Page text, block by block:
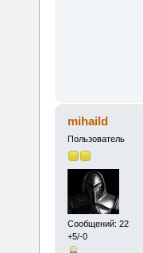
mihaild
Пользователь
Сообщений: 22
+5/-0